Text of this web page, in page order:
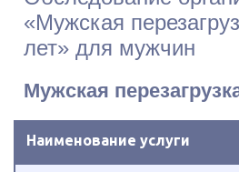
«Мужская
лет» для мужчин
Мужская
Наименование услуги